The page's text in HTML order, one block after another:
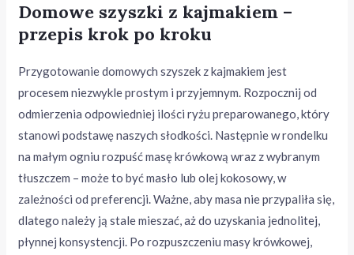
Domowe szyszki z kajmakiem –
przepis krok po kroku
Przygotowanie domowych szyszek z kajmakiem jest
procesem niezwykle prostym i przyjemnym. Rozpocznij od
odmierzenia odpowiedniej ilości ryżu preparowanego, który
stanowi podstawę naszych słodkości. Następnie w rondelku
na małym ogniu rozpuść masę krówkową wraz z wybranym
tłuszczem – może to być masło lub olej kokosowy, w
zależności od preferencji. Ważne, aby masa nie przypaliła się,
dlatego należy ją stale mieszać, aż do uzyskania jednolitej,
płynnej konsystencji. Po rozpuszczeniu masy krówkowej,